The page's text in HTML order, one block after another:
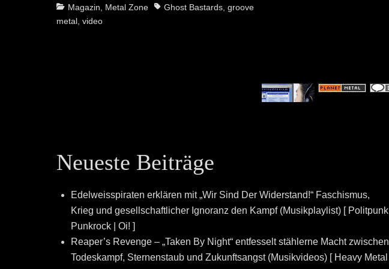
Categories
Magazin, Metal Zone TagsGhost Bastards,groove
metal,video
Neueste Beiträge
Edelweisspiraten erklären mit „Wir Sind Der Widerstand!“ Faschismus,
Krieg und gesellschaftlicher Ignoranz den Kampf (Musikplaylist) [ Politpunk |
Punkrock | Oi! ]
Reaper’s Revenge – „Taken By Night“ entfesselt stählerne Macht zwischen
Todeskampf, Sternenstaub und Zukunftsangst (Musikvideos) [ Heavy Metal |